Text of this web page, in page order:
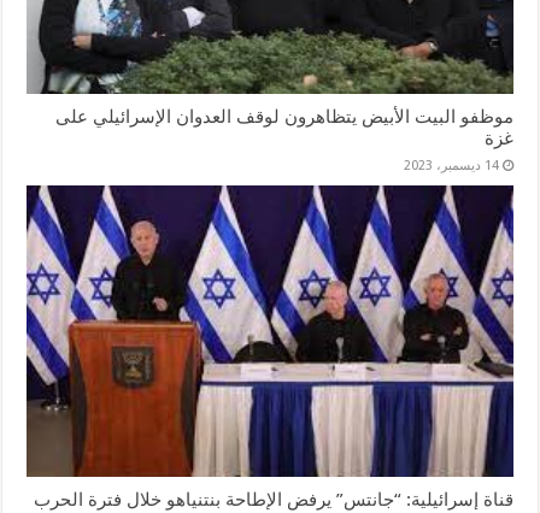
موظفو البيت الأبيض يتظاهرون لوقف العدوان الإسرائيلي على
غزة
14 ديسمبر، 2023
قناة إسرائيلية: “جانتس” يرفض الإطاحة بنتنياهو خلال فترة الحرب